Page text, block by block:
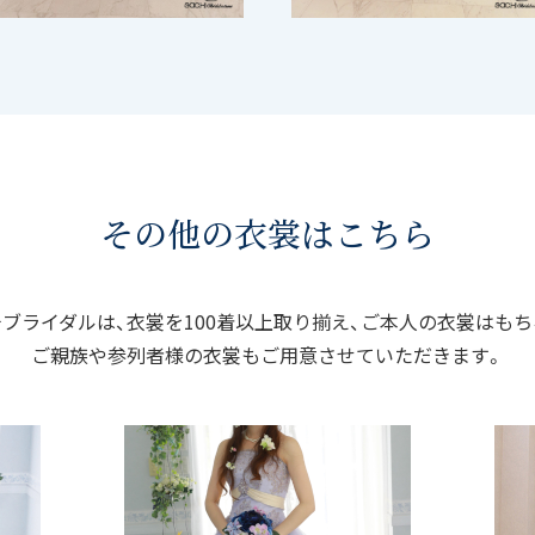
その他の衣裳はこちら
ライダルは、衣裳を100着以上取り揃え、ご本人の衣裳はも
ご親族や参列者様の衣裳もご用意させていただきます。